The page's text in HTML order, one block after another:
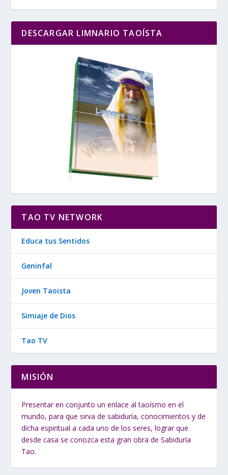
DESCARGAR LIMNARIO TAOÍSTA
TAO TV NETWORK
Educa tus Sentidos
Geninfal
Joven Taoista
Simiaje de Dios
Tao TV
MISIÓN
Presentar en conjunto un enlace al taoísmo en el
mundo, para que sirva de sabiduría, conocimientos y de
dicha espiritual a cada uno de los seres, lograr que
desde casa se conozca esta gran obra de Sabiduría
Tao.